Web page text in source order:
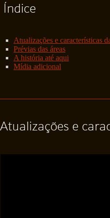
Índice
Atualizações e características
Prévias das áreas
A história até aqui
Mídia adicional
Atualizações e